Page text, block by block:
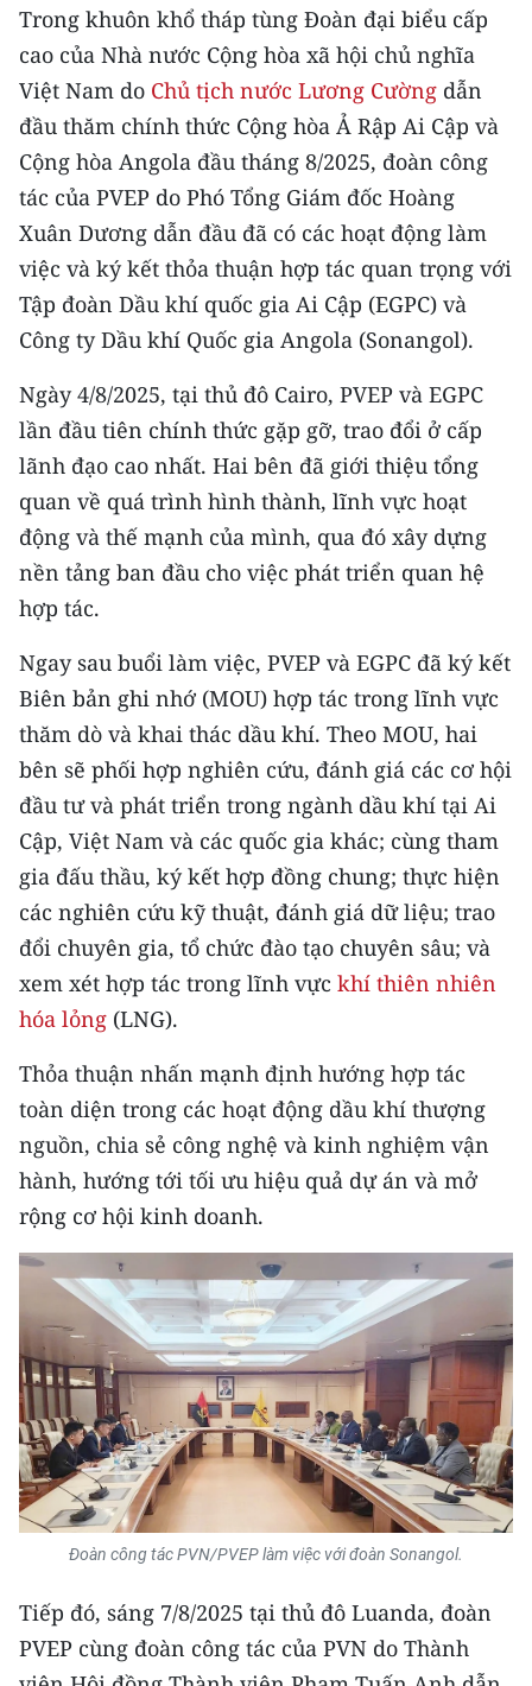
54 DÂN TỘC VIỆT NAM
CHƯƠNG TRÌNH OCOP - MỖI XÃ
MỘT SẢN PHẨM
RADIO
MEDIA CENTER
E-Magazine
Media Chính trị
Media Kinh tế
Media Văn hóa
Media Xã hội
Media Du lịch
Media Thế giới
Media Thể thao
Media Giáo dục
Media Y tế
Media Khoa học - Công nghệ
Media Môi trường
Infographic
TIN MỚI
TIN ĐỊA PHƯƠNG
Trung du và miền núi phía Bắc
Đồng bằng sông Hồng
Bắc Trung Bộ
Duyên hải Nam Trung Bộ và Tây
Nguyên
Đông Nam Bộ
Chuyên trang Hà Nội
Trong khuôn khổ tháp tùng Đoàn đại biểu cấp
cao của Nhà nước Cộng hòa xã hội chủ nghĩa
Việt Nam do Chủ tịch nước Lương Cường dẫn
đầu thăm chính thức Cộng hòa Ả Rập Ai Cập và
Cộng hòa Angola đầu tháng 8/2025, đoàn công
tác của PVEP do Phó Tổng Giám đốc Hoàng
Xuân Dương dẫn đầu đã có các hoạt động làm
việc và ký kết thỏa thuận hợp tác quan trọng với
Tập đoàn Dầu khí quốc gia Ai Cập (EGPC) và
Công ty Dầu khí Quốc gia Angola (Sonangol).
Ngày 4/8/2025, tại thủ đô Cairo, PVEP và EGPC
lần đầu tiên chính thức gặp gỡ, trao đổi ở cấp
lãnh đạo cao nhất. Hai bên đã giới thiệu tổng
quan về quá trình hình thành, lĩnh vực hoạt
động và thế mạnh của mình, qua đó xây dựng
nền tảng ban đầu cho việc phát triển quan hệ
hợp tác.
Ngay sau buổi làm việc, PVEP và EGPC đã ký kết
Biên bản ghi nhớ (MOU) hợp tác trong lĩnh vực
thăm dò và khai thác dầu khí. Theo MOU, hai
bên sẽ phối hợp nghiên cứu, đánh giá các cơ hội
đầu tư và phát triển trong ngành dầu khí tại Ai
Cập, Việt Nam và các quốc gia khác; cùng tham
gia đấu thầu, ký kết hợp đồng chung; thực hiện
các nghiên cứu kỹ thuật, đánh giá dữ liệu; trao
đổi chuyên gia, tổ chức đào tạo chuyên sâu; và
xem xét hợp tác trong lĩnh vực khí thiên nhiên
hóa lỏng (LNG).
Thỏa thuận nhấn mạnh định hướng hợp tác
toàn diện trong các hoạt động dầu khí thượng
nguồn, chia sẻ công nghệ và kinh nghiệm vận
hành, hướng tới tối ưu hiệu quả dự án và mở
rộng cơ hội kinh doanh.
Đoàn công tác PVN/PVEP làm việc với đoàn Sonangol.
Tiếp đó, sáng 7/8/2025 tại thủ đô Luanda, đoàn
PVEP cùng đoàn công tác của PVN do Thành